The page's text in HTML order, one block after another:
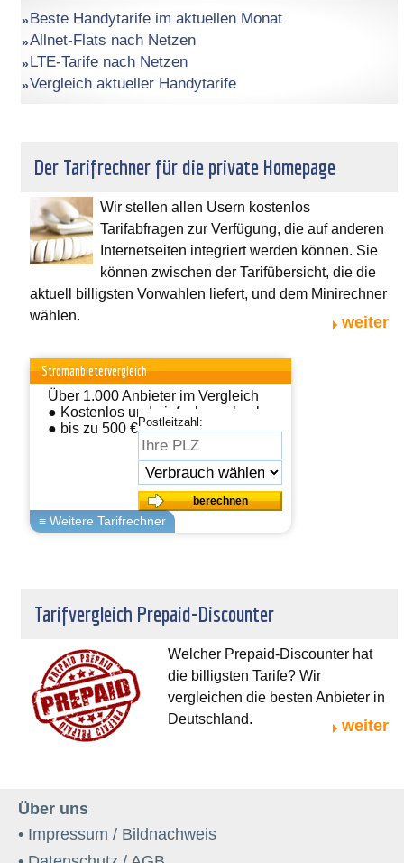
Beste Handytarife im aktuellen Monat
Allnet-Flats nach Netzen
LTE-Tarife nach Netzen
Vergleich aktueller Handytarife
Der Tarifrechner für die private Homepage
Wir stellen allen Usern kostenlos
Tarifabfragen zur Verfügung, die auf anderen
Internetseiten integriert werden können. Sie
können zwischen der Tarifübersicht, die die
aktuell billigsten Vorwahlen liefert, und dem Minirechner
wählen.
weiter
Stromanbietervergleich
Über 1.000 Anbieter im Vergleich
● Kostenlos und einfach wechseln
● bis zu 500 € sparen
Postleitzahl:
Tarifvergleich Prepaid-Discounter
Welcher Prepaid-Discounter hat
die billigsten Tarife? Wir
vergleichen die besten Anbieter in
Deutschland.
weiter
Über uns
• Impressum / Bildnachweis